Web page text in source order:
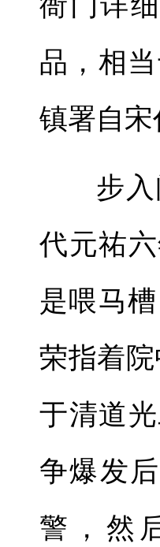
品，相
镇署自
步
代元祐
是喂马
荣指着
于清道
争爆发
警，然